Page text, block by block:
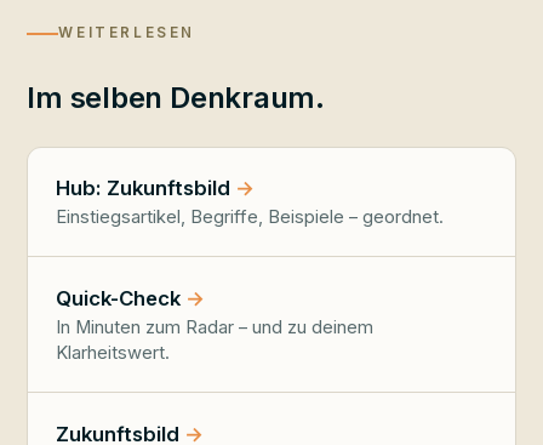
WEITERLESEN
Im selben Denkraum.
Hub: Zukunftsbild
Einstiegsartikel, Begriffe, Beispiele – geordnet.
Quick-Check
In Minuten zum Radar – und zu deinem
Klarheitswert.
Zukunftsbild